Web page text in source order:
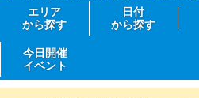
エリア
から探す
日付
から探す
今日開催
イベント